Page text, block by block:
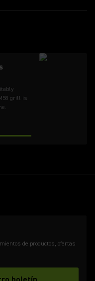
grill is
de productos, ofertas